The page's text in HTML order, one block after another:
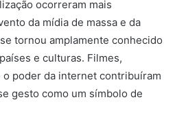
ocorreram mais
da mídia de massa e da
tornou amplamente conhecido
e culturas. Filmes,
poder da internet contribuíram
gesto como um símbolo de